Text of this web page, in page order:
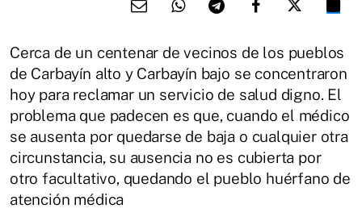
Cerca de un centenar de vecinos de los pueblos
de Carbayín alto y Carbayín bajo se concentraron
hoy para reclamar un servicio de salud digno. El
problema que padecen es que, cuando el médico
se ausenta por quedarse de baja o cualquier otra
circunstancia, su ausencia no es cubierta por
otro facultativo, quedando el pueblo huérfano de
atención médica